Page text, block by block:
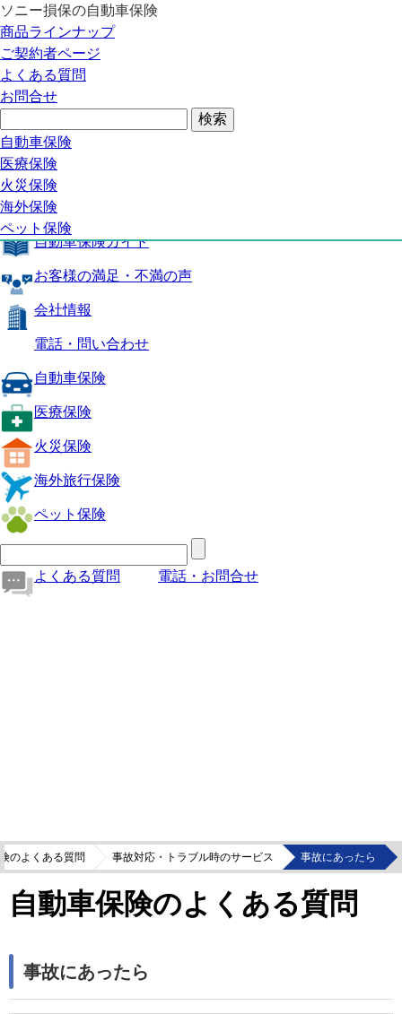
ソニー損保の自動車保険
商品ラインナップ
ご契約者ページ
よくある質問
お問合せ
自動車保険
医療保険
火災保険
海外保険
ペット保険
自動車保険トップ
商品の特長
補償内容
自動車保険ガイド
お客様の満足・不満の声
自動車保険トップ
商品の特長
補償内容
自動車保険ガイド
お客様の満足・不満の声
会社情報
電話・問い合わせ
自動車保険
医療保険
火災保険
海外旅行保険
ペット保険
よくある質問 電話・お問合せ
のよくある質問 事故対応・トラブル時のサービス 事故にあったら
自動車保険のよくある質問
事故にあったら